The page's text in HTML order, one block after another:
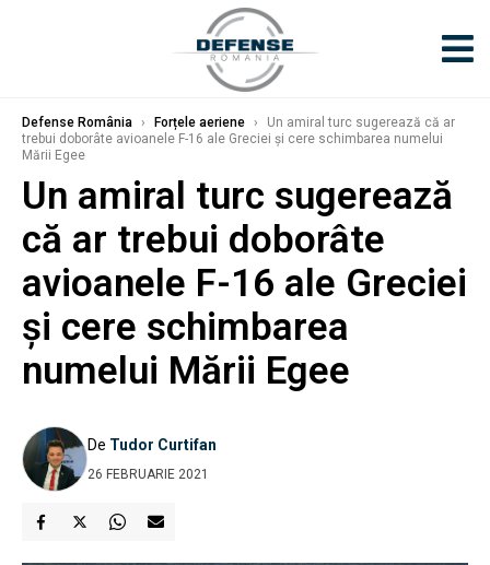
Defense România › Forțele aeriene ›
Un amiral turc sugerează că ar
trebui doborâte avioanele F-16 ale Greciei și cere schimbarea numelui
Mării Egee
Un amiral turc sugerează
că ar trebui doborâte
avioanele F-16 ale Greciei
și cere schimbarea
numelui Mării Egee
De Tudor Curtifan
26 FEBRUARIE 2021